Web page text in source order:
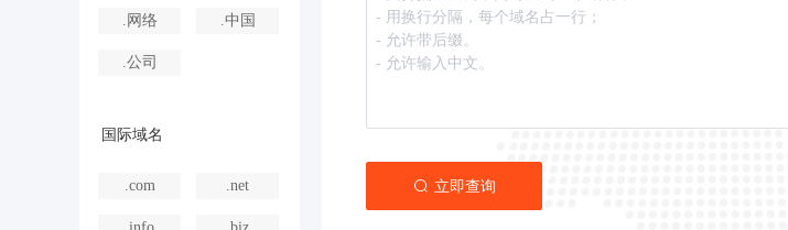
.网络 .中国
.公司
国际域名
.com .net 立即查询